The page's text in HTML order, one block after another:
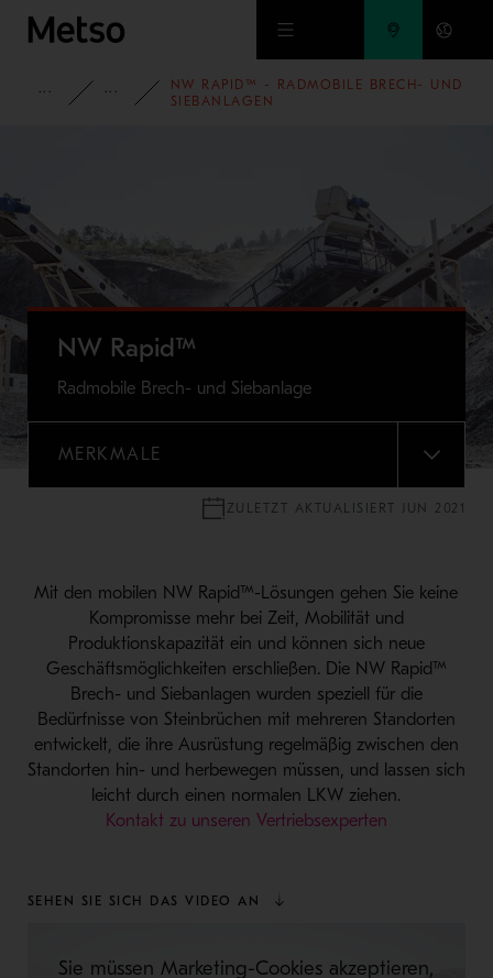
Zum Hauptinhalt springen
GESTEINSAUFBEREITUNG
PRODUKTE
NW RAPID™ - RADMOBILE BRECH- UND
SIEBANLAGEN
NW Rapid™
Radmobile Brech- und Siebanlage
MERKMALE
MENU
ZULETZT AKTUALISIERT JUN 2021
Mit den mobilen NW Rapid™-Lösungen gehen Sie keine
Kompromisse mehr bei Zeit, Mobilität und
Produktionskapazität ein und können sich neue
Geschäftsmöglichkeiten erschließen. Die NW Rapid™
Brech- und Siebanlagen wurden speziell für die
Bedürfnisse von Steinbrüchen mit mehreren Standorten
entwickelt, die ihre Ausrüstung regelmäßig zwischen den
Standorten hin- und herbewegen müssen, und lassen sich
leicht durch einen normalen LKW ziehen.
Kontakt zu unseren Vertriebsexperten
SEHEN SIE SICH DAS VIDEO AN
Sie müssen Marketing-Cookies akzeptieren,